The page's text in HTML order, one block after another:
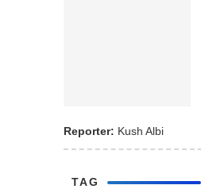
Reporter: Kush Albi
TAG